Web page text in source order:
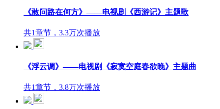
《敢问路在何方》——电视剧《西游记》主题歌
共1章节，3.3万次播放
《浮云调》——电视剧《寂寞空庭春欲晚》主题曲
共1章节，3.8万次播放